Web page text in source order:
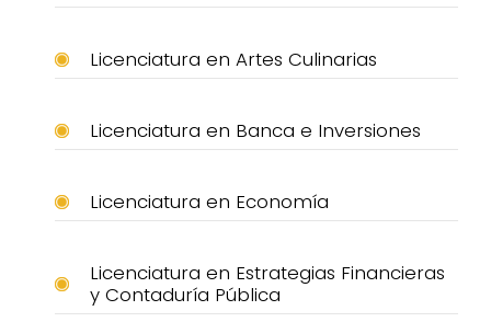
Licenciatura en Artes Culinarias
Licenciatura en Banca e Inversiones
Licenciatura en Economía
Licenciatura en Estrategias Financieras
y Contaduría Pública